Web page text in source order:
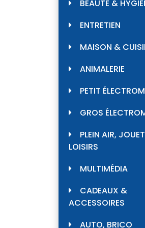
BEAUTÉ &
ENTRETIEN
MAISON &
ANIMALERIE
PETIT
GROS
PLEIN AIR,
LOISIRS
MULTIMÉDIA
CADEAUX &
ACCESSOIRES
AUTO, BRICO